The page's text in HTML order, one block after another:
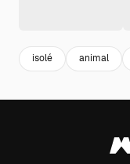
isolé animal